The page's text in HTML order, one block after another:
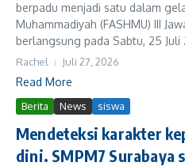
berpadu menjadi satu dalam
Muhammadiyah (FASHMU) III
berlangsung pada Sabtu, 25 Juli
Rachel Juli 27, 2026
Read More
Berita News siswa
Mendeteksi karakter
dini. SMPM7 Surabaya